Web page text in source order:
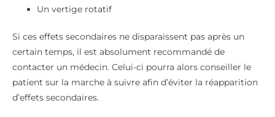
Un vertige rotatif
Si ces effets secondaires ne disparaissent pas après un
certain temps, il est absolument recommandé de
contacter un médecin. Celui-ci pourra alors conseiller le
patient sur la marche à suivre afin d’éviter la réapparition
d’effets secondaires.